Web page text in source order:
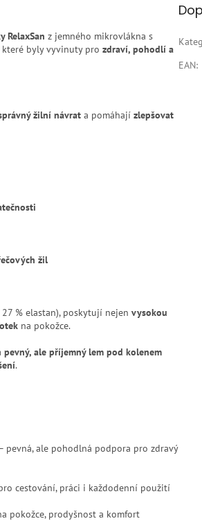
RelaxSan z jemného mikrovlákna s
které byly vyvinuty pro zdraví, pohodlí a
žilní návrat a pomáhají zlepšovat
žil
% elastan), poskytují nejen vysokou
na pokožce.
pevný, ale příjemný lem pod kolenem
.
pevná, ale pohodlná podpora pro zdravý
cestování, práci i každodenní použití
pokožce, prodyšnost a komfort
EAN: